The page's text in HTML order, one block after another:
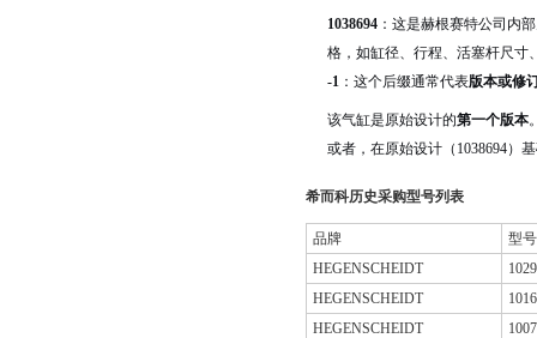
1038694 ：这是赫根赛特公司内
格，如缸径、行程、活塞杆尺寸
-1 ：这个后缀通常代表版本或修
该气缸是原始设计的第一个版本
或者，在原始设计（1038694）
希而科历史采购型号列表
品牌
型号
HEGENSCHEIDT
HEGENSCHEIDT
HEGENSCHEIDT